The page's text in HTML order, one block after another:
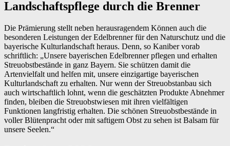
Landschaftspflege durch die Brenner
Die Prämierung stellt neben herausragendem Können auch die
besonderen Leistungen der Edelbrenner für den Naturschutz und die
bayerische Kulturlandschaft heraus. Denn, so Kaniber vorab
schriftlich: „Unsere bayerischen Edelbrenner pflegen und erhalten
Streuobstbestände in ganz Bayern. Sie schützen damit die
Artenvielfalt und helfen mit, unsere einzigartige bayerischen
Kulturlandschaft zu erhalten. Nur wenn der Streuobstanbau sich
auch wirtschaftlich lohnt, wenn die geschätzten Produkte Abnehmer
finden, bleiben die Streuobstwiesen mit ihren vielfältigen
Funktionen langfristig erhalten. Die schönen Streuobstbestände in
voller Blütenpracht oder mit saftigem Obst zu sehen ist Balsam für
unsere Seelen.“